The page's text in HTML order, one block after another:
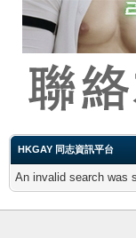
HKGAY 同志資訊平台
An invalid search was